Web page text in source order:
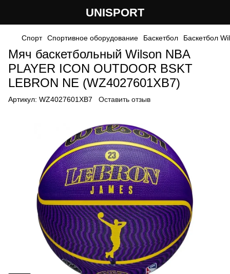
UNISPORT
Спорт Спортивное оборудование Баскетбол Баскетбол
Мяч баскетбольный Wilson NBA
PLAYER ICON OUTDOOR BSKT
LEBRON NE (WZ4027601XB7)
Артикул: WZ4027601XB7 Оставить отзыв